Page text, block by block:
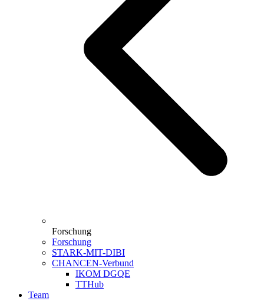
Forschung
Forschung
STARK-MIT-DIBI
CHANCEN-Verbund
IKOM DGQE
TTHub
Team